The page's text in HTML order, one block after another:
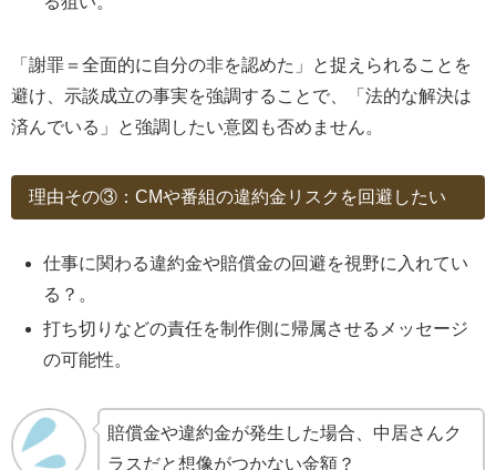
「謝罪＝全面的に自分の非を認めた」と捉えられることを
避け、示談成立の事実を強調することで、「法的な解決は
済んでいる」と強調したい意図も否めません。
理由その③：CMや番組の違約金リスクを回避したい
仕事に関わる違約金や賠償金の回避を視野に入れてい
る？。
打ち切りなどの責任を制作側に帰属させるメッセージ
の可能性。
賠償金や違約金が発生した場合、中居さんク
ラスだと想像がつかない金額？